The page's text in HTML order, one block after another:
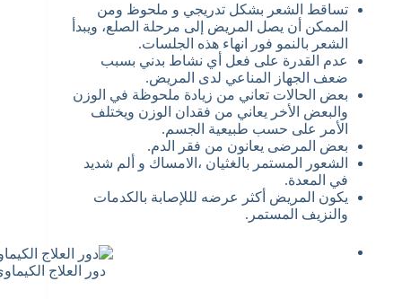
تساقط الشعر بشكل تدريجي و ملحوظ ومن
الممكن أن يصل المريض إلى مرحلة الصلع، ويبدأ
الشعر بالنمو فور انهاء هذه الجلسات.
عدم القدرة على فعل أي نشاط بدني بسبب
ضعف الجهاز المناعي لدى المريض.
بعض الحالات تعاني من زيادة ملحوظة في الوزن
والبعض الأخر يعاني من فقدان الوزن ويختلف
الأمر على حسب طبيعية الجسم.
بعض المرضى يعانون من فقر الدم.
الشعور المستمر بالغثيان ،الامساك و ألم شديد
في المعدة.
يكون المريض أكثر عرضه لللإصابة بالكدمات
والنزيف المستمر.
دور العلاج